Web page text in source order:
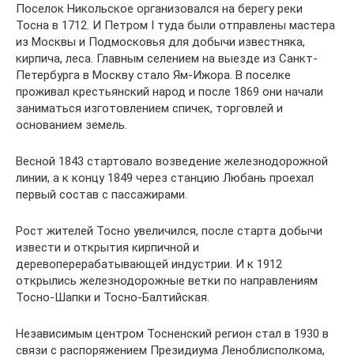
Поселок Никольское организовался на берегу реки
Тосна в 1712. И Петром I туда были отправлены мастера
из Москвы и Подмосковья для добычи известняка,
кирпича, леса. Главным селением на выезде из Санкт-
Петербурга в Москву стало Ям-Ижора. В поселке
проживал крестьянский народ и после 1869 они начали
заниматься изготовлением спичек, торговлей и
основанием земель.
Весной 1843 стартовало возведение железнодорожной
линии, а к концу 1849 через станцию Любань проехал
первый состав с пассажирами.
Рост жителей Тосно увеличился, после старта добычи
извести и открытия кирпичной и
деревоперерабатывающей индустрии. И к 1912
открылись железнодорожные ветки по направлениям
Тосно-Шапки и Тосно-Балтийская.
Независимым центром Тосненский регион стал в 1930 в
связи с распоряжением Президиума Леноблисполкома,